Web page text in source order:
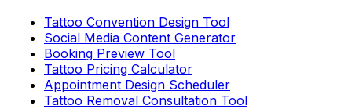
Tattoo Convention Design Tool
Social Media Content Generator
Booking Preview Tool
Tattoo Pricing Calculator
Appointment Design Scheduler
Tattoo Removal Consultation Tool